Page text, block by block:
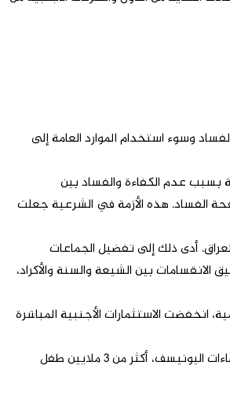
25% من سكان البلاد تحت خط الفقر. أدى الفساد وسوء استخدام الموارد العامة إلى
بسبب عدم الكفاءة والفساد بين
يعتقد أكثر من 70% من العراقيين أن الحكومات المتعاقبة بعد عام 2003 قد فشلت في مكافحة الفساد. هذه الأزمة في الشرعية جعلت
أدى ذلك إلى تفضيل الجماعات
بين الشيعة والسنة والأكراد،
انخفضت الاستثمارات الأجنبية المباشرة
الفساد في القطاعات الحكومية المختلفة أدى إلى تدني فعالية الخدمات العامة مثل التعليم والصحة والبنية التحتية. وفقاً لإحصاءات اليونيسف، أكثر من 3 ملايين طفل